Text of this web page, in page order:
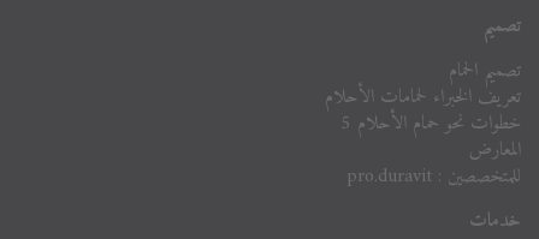
تصميم
تصميم الحمام
تعريف الخبراء لحمامات الأحلام
خطوات نحو حمام الأحلام 5
المعارض
للمتخصصين : pro.duravit
خدمات